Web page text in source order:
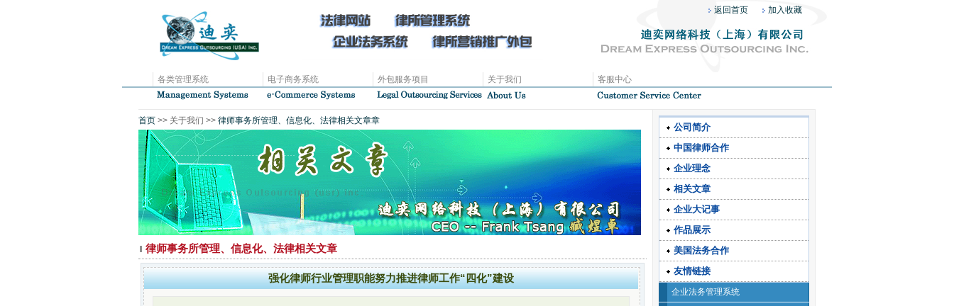
返回首页 加入收藏
各类管理系统 电子商务系统 外包服务项目 关于我们 客服中心
首页 >> 关于我们 >> 律师事务所管理、信息化、法律相关文章章
律师事务所管理、信息化、法律相关文章
强化律师行业管理职能努力推进律师工作“四化”建设
公司简介
中国律师合作
企业理念
相关文章
企业大记事
作品展示
美国法务合作
友情链接
企业法务管理系统